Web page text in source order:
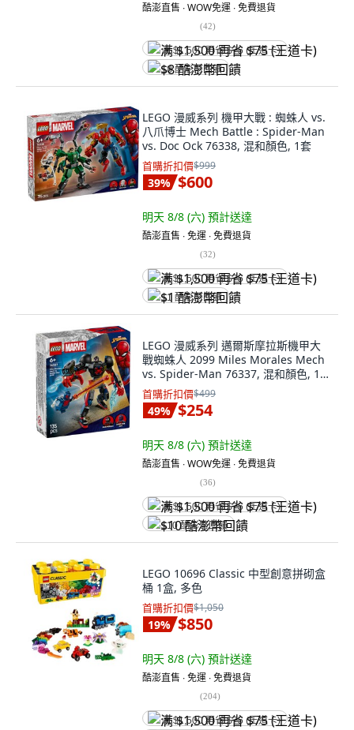
酷澎直售 ∙ WOW免運 ∙ 免費退貨
(42)
满 $1,500 再省 $75 (王道卡)
$8 酷澎幣回饋
LEGO 漫威系列 機甲大戰 : 蜘蛛人 vs.
八爪博士 Mech Battle : Spider-Man
vs. Doc Ock 76338, 混和顏色, 1套
首購折扣價$999
39% $600
明天 8/8 (六) 預計送達
酷澎直售 ∙ 免運 ∙ 免費退貨
(32)
满 $1,500 再省 $75 (王道卡)
$1 酷澎幣回饋
LEGO 漫威系列 邁爾斯摩拉斯機甲大
戰蜘蛛人 2099 Miles Morales Mech
vs. Spider-Man 76337, 混和顏色, 1
套
首購折扣價$499
49% $254
明天 8/8 (六) 預計送達
酷澎直售 ∙ WOW免運 ∙ 免費退貨
(36)
满 $1,500 再省 $75 (王道卡)
$10 酷澎幣回饋
LEGO 10696 Classic 中型創意拼砌盒
桶 1盒, 多色
首購折扣價$1,050
19% $850
明天 8/8 (六) 預計送達
酷澎直售 ∙ 免運 ∙ 免費退貨
(204)
满 $1,500 再省 $75 (王道卡)